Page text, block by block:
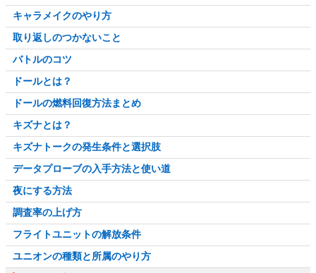
キャラメイクのやり方
取り返しのつかないこと
バトルのコツ
ドールとは？
ドールの燃料回復方法まとめ
キズナとは？
キズナトークの発生条件と選択肢
データプローブの入手方法と使い道
夜にする方法
調査率の上げ方
フライトユニットの解放条件
ユニオンの種類と所属のやり方